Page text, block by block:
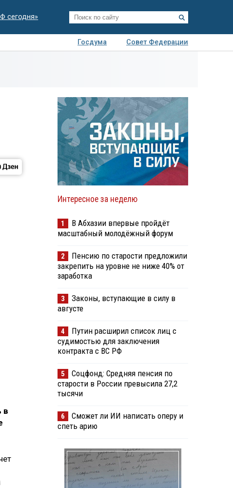
сегодня»
Госдума
Совет Федерации
в
Интересное за неделю
1
В Абхазии впервые пройдёт
масштабный молодёжный форум
2
Пенсию по старости предложили
закрепить на уровне не ниже 40% от
заработка
3
Законы, вступающие в силу в
августе
4
Путин расширил список лиц с
судимостью для заключения
контракта с ВС РФ
5
Соцфонд: Средняя пенсия по
старости в России превысила 27,2
тысячи
6
Сможет ли ИИ написать оперу и
спеть арию